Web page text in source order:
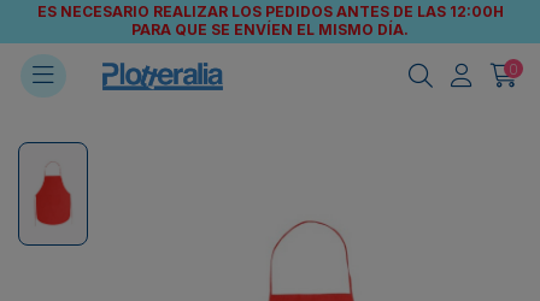
ES NECESARIO REALIZAR LOS PEDIDOS ANTES DE LAS 12:00H
PARA QUE SE ENVÍEN EL MISMO DÍA.
0